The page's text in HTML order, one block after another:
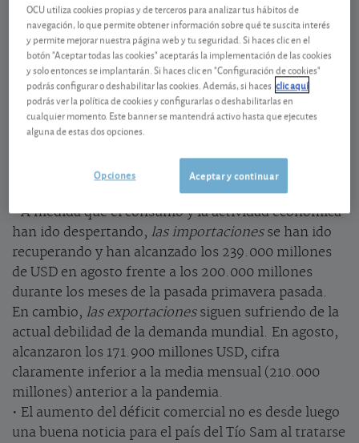
El coronavirus infla el déficit
En los Estados Unidos, el déficit comercial se disparó
en agosto hasta los 67.100 millones de dólares USD
desde los 50.800 millones de hace doce meses. En
agosto, la economía de los EE.UU. registró su mayor
déficit comercial… ¡desde agosto de 2006! El
de las importaciones más rápido que el de las
• A medida que el consumo y la actividad económica
han ido despertando, las importacionesse han ido
recuperando y han alcanzado los 239.000 millones
de USD en agosto frente a los 200.000 millones
durante los meses de la pasada primavera pasada.
En cambio, las exportacionessiguen sufriendo de la
actual debilidad de la demanda mundial. En agosto,
alcanzaron los 171.900 millones USD, cifra
claramente inferior a la media mensual (210.000
millones) anterior a la pandemia.
• El aumento del déficit comercial no es desde luego
una buena noticia para el país del Tío Sam al tratarse
OCU utiliza cookies propias y de terceros para analizar tus hábitos de
navegación, lo que permite obtener información sobre qué te suscita interés
y permite mejorar nuestra página web y tu seguridad. Si haces clic en el
botón "Aceptar todas las cookies" aceptarás la implementación de las cookies
y solo entonces se implantarán. Si haces clic en "Configuración de cookies"
podrás configurar o deshabilitar las cookies. Además, si haces clic aquí
podrás ver la política de cookies y configurarlas o deshabilitarlas en
cualquier momento. Este banner se mantendrá activo hasta que ejecutes
alguna de estas dos opciones.
Aceptar y continuar
Opciones